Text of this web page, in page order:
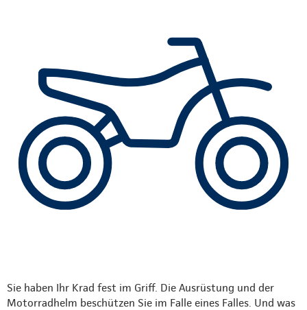
Sie haben Ihr Krad fest im Griff. Die Ausrüstung und der
Motorradhelm beschützen Sie im Falle eines Falles. Und was